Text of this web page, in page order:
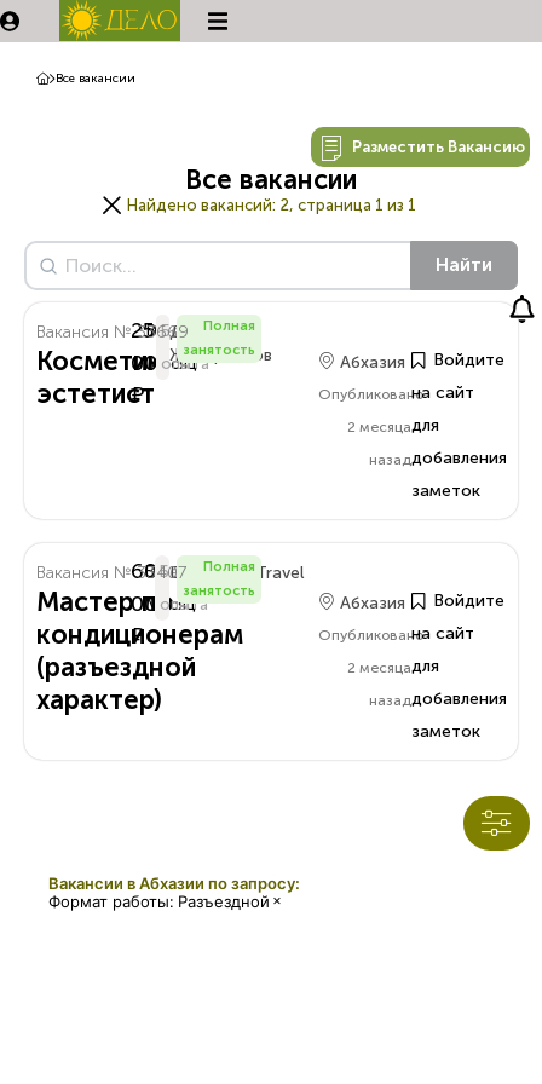
Все вакансии
Разместить Вакансию
Все вакансии
Найдено вакансий: 2, страница 1 из 1
Найти
Вакансия № 33669
Косметик
эстетист
250
000
₽
В
Месяц
Без
опыта
Денис
Жаворонков
Полная
занятость
Абхазия
Опубликовано
2 месяца
назад
Войдите
на сайт
для
добавления
заметок
Вакансия № 33407
Мастер по
кондиционерам
(разъездной
характер)
60
000
₽
В
Месяц
Без
опыта
Delo.Amra.Travel
Полная
занятость
Абхазия
Опубликовано
2 месяца
назад
Войдите
на сайт
для
добавления
заметок
Вакансии в Абхазии по запросу:
Формат работы: Разъездной ×